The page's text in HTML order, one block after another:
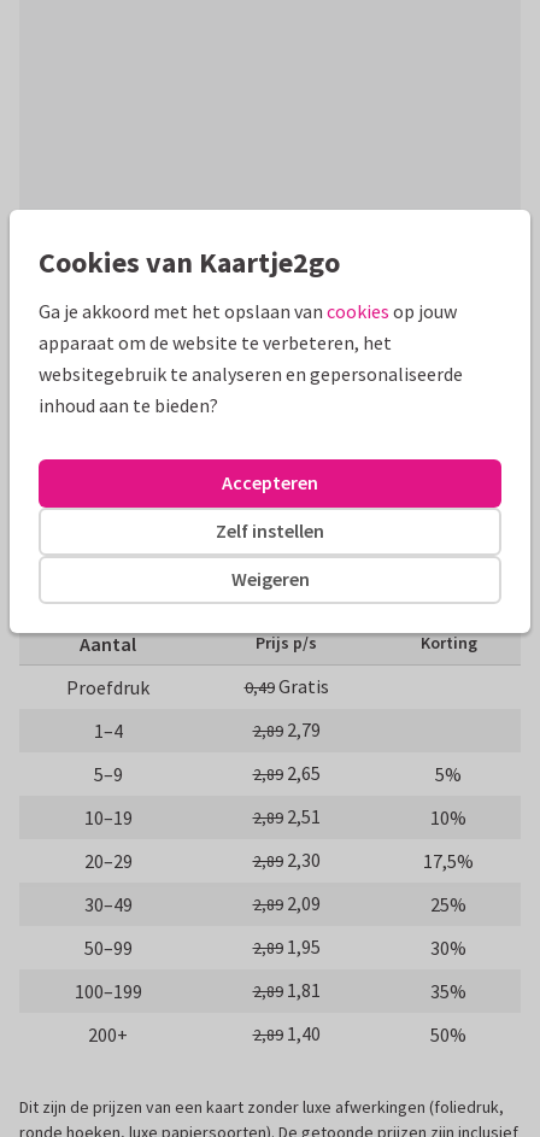
Productinformatie
Hip kaartje om iemand (een collega, stagiaire, vriend(in)
etc.) te bedanken voor hun inzet.
Alle kaarten zijn helemaal naar wens aan te passen
Formaten en tarieven
14 x 14 cm
Aantal Prijs p/s Korting
Proefdruk 0,49Gratis
1–4
2,89 2,79
5–9
2,89 2,65
5%
10–19
2,89 2,51
10%
20–29
2,89 2,30
17,5%
30–49
2,89 2,09
25%
50–99
2,89 1,95
30%
100–199
2,89 1,81
35%
200+
2,89 1,40 50%
Dit zijn de prijzen van een kaart zonder luxe afwerkingen (foliedruk,
ronde hoeken, luxe papiersoorten). De getoonde prijzen zijn inclusief
Cookies van Kaartje2go
Ga je akkoord met het opslaan van cookies op jouw
apparaat om de website te verbeteren, het
websitegebruik te analyseren en gepersonaliseerde
inhoud aan te bieden?
Weigeren
Zelf instellen
Accepteren